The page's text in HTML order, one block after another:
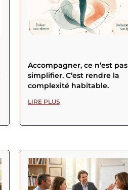
Accompagner, ce n’est pas
simplifier. C’est rendre la
complexité habitable.
LIRE PLUS